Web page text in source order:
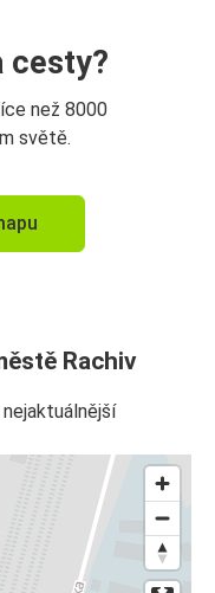
cesty?
než 8000
světě.
Rachiv
nejaktuálnější